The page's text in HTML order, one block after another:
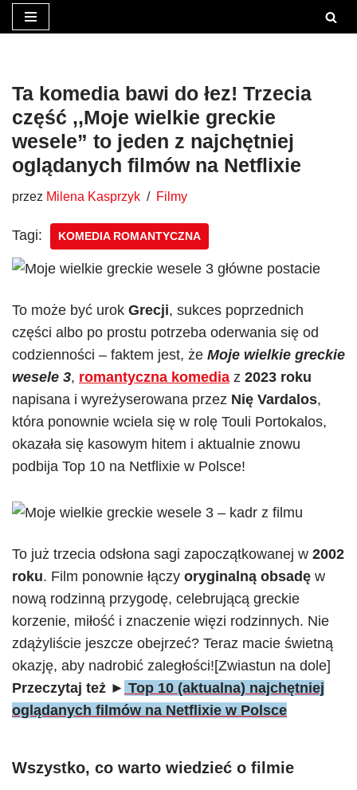
treści
Ta komedia bawi do łez! Trzecia
część ,,Moje wielkie greckie
wesele” to jeden z najchętniej
oglądanych filmów na Netflixie
przez Milena Kasprzyk Filmy
Tagi: KOMEDIA ROMANTYCZNA
To może być urok Grecji, sukces poprzednich
części albo po prostu potrzeba oderwania się od
codzienności – faktem jest, że Moje wielkie greckie
wesele 3, romantyczna komedia z 2023 roku
napisana i wyreżyserowana przez Nię Vardalos,
która ponownie wciela się w rolę Touli Portokalos,
okazała się kasowym hitem i aktualnie znowu
podbija Top 10 na Netflixie w Polsce!
To już trzecia odsłona sagi zapoczątkowanej w 2002
roku. Film ponownie łączy oryginalną obsadę w
nową rodzinną przygodę, celebrującą greckie
korzenie, miłość i znaczenie więzi rodzinnych. Nie
zdążyliście jeszcze obejrzeć? Teraz macie świetną
okazję, aby nadrobić zaległości![Zwiastun na dole]
Przeczytaj też ► Top 10 (aktualna) najchętniej
oglądanych filmów na Netflixie w Polsce
Wszystko, co warto wiedzieć o filmie